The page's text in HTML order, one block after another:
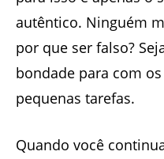
autêntico. Ninguém
por que ser falso?
bondade para com
pequenas tarefas.
Quando você